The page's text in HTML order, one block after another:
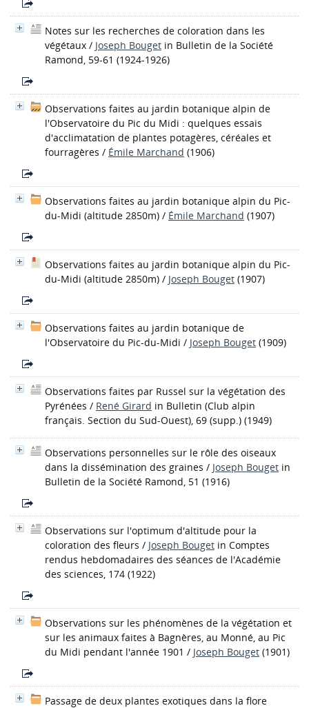
Notes sur les recherches de coloration dans les
végétaux / Joseph Bouget in Bulletin de la Société
Ramond, 59-61 (1924-1926)
Observations faites au jardin botanique alpin de
l'Observatoire du Pic du Midi : quelques essais
d'acclimatation de plantes potagères, céréales et
fourragères / Émile Marchand (1906)
Observations faites au jardin botanique alpin du Pic-
du-Midi (altitude 2850m) / Émile Marchand (1907)
Observations faites au jardin botanique alpin du Pic-
du-Midi (altitude 2850m) / Joseph Bouget (1907)
Observations faites au jardin botanique de
l'Observatoire du Pic-du-Midi / Joseph Bouget (1909)
Observations faites par Russel sur la végétation des
Pyrénées / René Girard in Bulletin (Club alpin
français. Section du Sud-Ouest), 69 (supp.) (1949)
Observations personnelles sur le rôle des oiseaux
dans la dissémination des graines / Joseph Bouget in
Bulletin de la Société Ramond, 51 (1916)
Observations sur l'optimum d'altitude pour la
coloration des fleurs / Joseph Bouget in Comptes
rendus hebdomadaires des séances de l'Académie
des sciences, 174 (1922)
Observations sur les phénomènes de la végétation et
sur les animaux faites à Bagnères, au Monné, au Pic
du Midi pendant l'année 1901 / Joseph Bouget (1901)
Passage de deux plantes exotiques dans la flore